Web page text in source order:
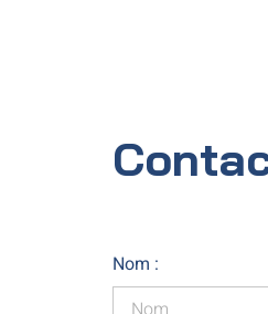
Nom :